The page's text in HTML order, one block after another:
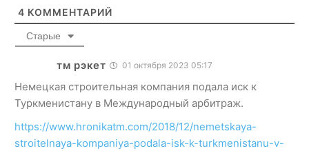
4 КОММЕНТАРИЙ
Старые
тм рэкет 01 октября 2023 05:17
Немецкая строительная компания подала иск к
Туркменистану в Международный арбитраж.
https://www.hronikatm.com/2018/12/nemetskaya-
stroitelnaya-kompaniya-podala-isk-k-turkmenistanu-v-